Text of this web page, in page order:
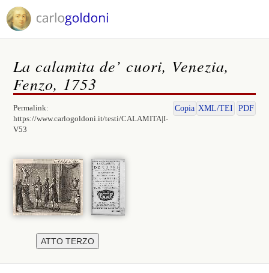
La calamita de’ cuori, Venezia,
Fenzo, 1753
Permalink:
https://www.carlogoldoni.it/testi/CALAMITA|I-
V53
Copia XML/TEI PDF